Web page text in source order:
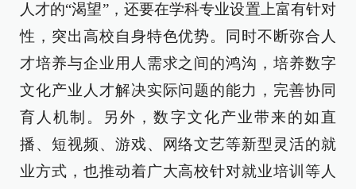
人才的“渴望”，还要在学科专业设置上富有针对
性，突出高校自身特色优势。同时不断弥合人
才培养与企业用人需求之间的鸿沟，培养数字
文化产业人才解决实际问题的能力，完善协同
育人机制。另外，数字文化产业带来的如直
播、短视频、游戏、网络文艺等新型灵活的就
业方式，也推动着广大高校针对就业培训等人